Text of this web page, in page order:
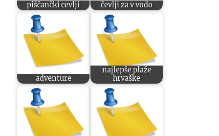
piščančki cevlji čevlji za v vodo
adventure
najlepše plaže
hrvaške